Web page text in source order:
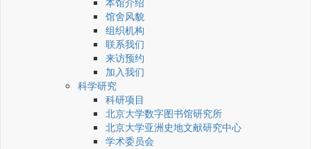
馆舍风貌
组织机构
联系我们
来访预约
加入我们
科学研究
科研项目
北京大学数字图书馆研究所
北京大学亚洲史地文献研究中心
学术委员会